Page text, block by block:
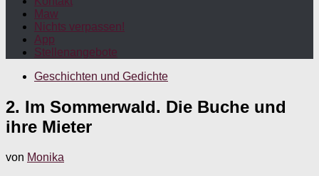
Maw
Nichts verpassen!
App
Stellenangebote
Geschichten und Gedichte
2. Im Sommerwald. Die Buche und
ihre Mieter
von Monika